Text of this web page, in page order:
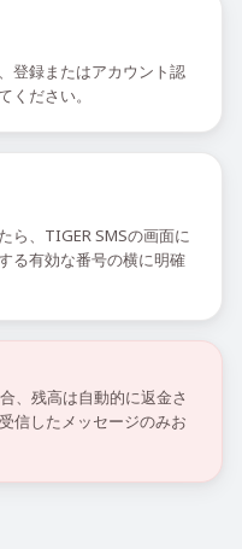
登録またはアカウント認
ださい。
ら、TIGER SMSの画面に
る有効な番号の横に明確
、残高は自動的に返金さ
信したメッセージのみお